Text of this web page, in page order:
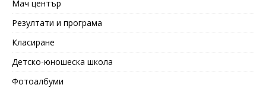
Мач център
Резултати и програма
Класиране
Детско-юношеска школа
Фотоалбуми